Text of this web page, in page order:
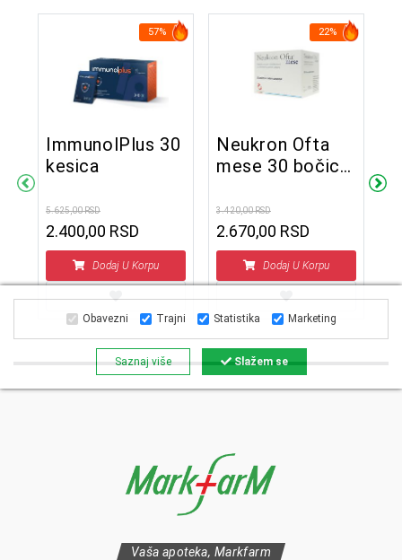
57%
ImmunolPlus 30
kesica
5.625,00 RSD
2.400,00 RSD
Dodaj U Korpu
22%
Neukron Ofta
mese 30 bočica
rastvorom
3.420,00 RSD
2.670,00 RSD
Dodaj U Korpu
Vaša apoteka, Markfarm
Obavezni Trajni Statistika Marketing
Saznaj više Slažem se